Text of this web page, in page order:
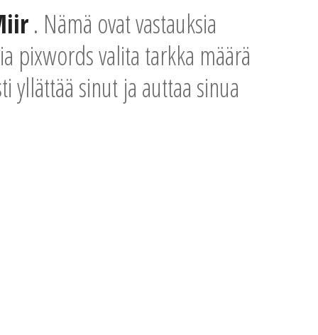
. Nämä ovat vastauksia
pixwords valita tarkka määrä
yllättää sinut ja auttaa sinua